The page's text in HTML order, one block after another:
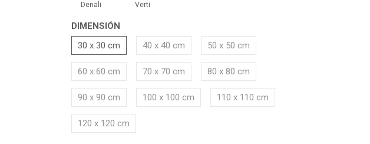
Denali Verti
DIMENSIÓN
30 x 30 cm
40 x 40 cm 50 x 50 cm
60 x 60 cm 70 x 70 cm 80 x 80 cm
90 x 90 cm 100 x 100 cm 110 x 110 cm
120 x 120 cm